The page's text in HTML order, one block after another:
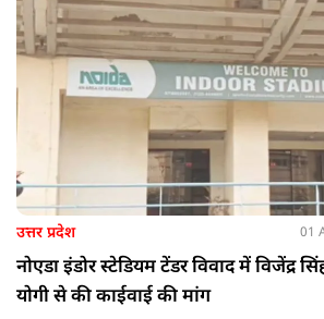
उत्तर प्रदेश 01
नोएडा इंडोर स्टेडियम टेंडर विवाद में विजेंद्र
योगी से की काईवाई की मांग